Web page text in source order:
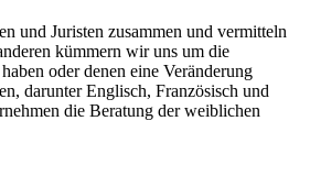
und Juristen zusammen und vermitteln
kümmern wir uns um die
oder denen eine Veränderung
darunter Englisch, Französisch und
die Beratung der weiblichen